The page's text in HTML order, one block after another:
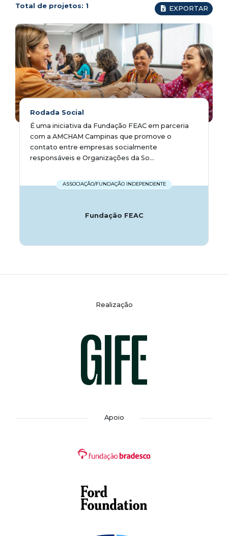
Total de projetos: 1 EXPORTAR
Rodada Social
É uma iniciativa da Fundação FEAC em parceria
com a AMCHAM Campinas que promove o
contato entre empresas socialmente
responsáveis e Organizações da So...
ASSOCIAÇÃO/FUNDAÇÃO INDEPENDENTE
Fundação FEAC
Realização
Apoio